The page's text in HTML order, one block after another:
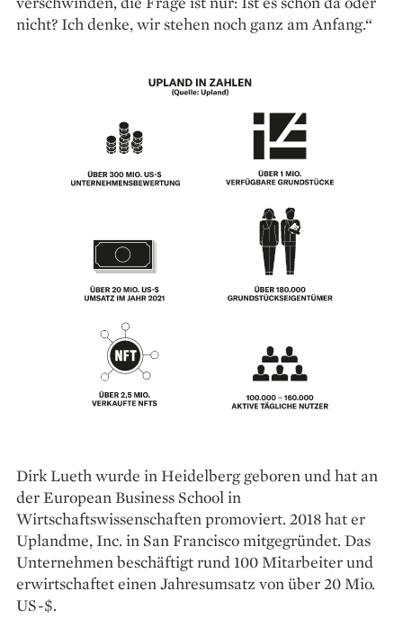
nicht? Ich denke, wir stehen noch ganz am Anfang.“
Dirk Lueth wurde in Heidelberg geboren und hat an
der European Business School in
Wirtschaftswissenschaften promoviert. 2018 hat er
Uplandme, Inc. in San Francisco mitgegründet. Das
Unternehmen beschäftigt rund 100 Mitarbeiter und
erwirtschaftet einen Jahres­umsatz von über 20 Mio.
US-$.